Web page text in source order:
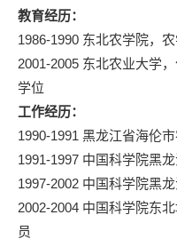
教育经历：
1986-1990 东北农学院，
2001-2005 东北农业大学
学位
工作经历：
1990-1991 黑龙江省海伦
1991-1997 中国科学院黑
1997-2002 中国科学院黑
2002-2004 中国科学院东
员